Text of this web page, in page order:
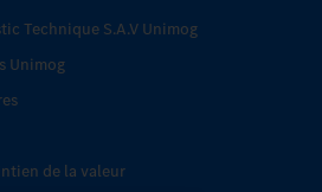
Technique S.A.V Unimog
Unimog
de la valeur